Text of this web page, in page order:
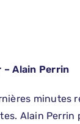
– Alain Perrin
minutes
Alain Perrin